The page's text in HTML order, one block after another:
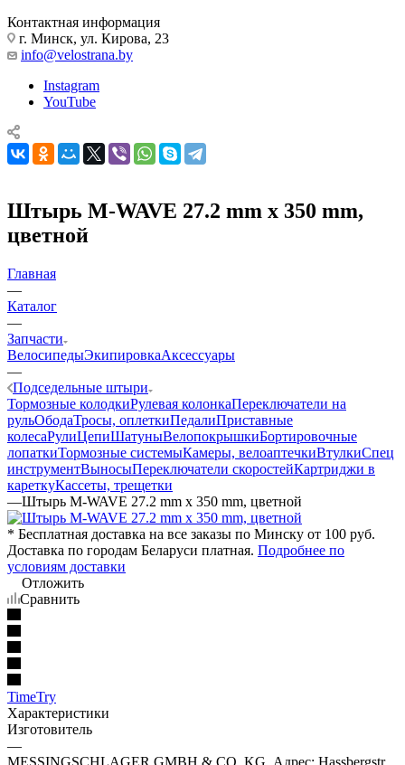
Контактная информация
г. Минск, ул. Кирова, 23
info@velostrana.by
Instagram
YouTube
Штырь M-WAVE 27.2 mm x 350 mm,
цветной
Главная
—
Каталог
—
Запчасти
ВелосипедыЭкипировкаАксессуары
—
Подседельные штыри
Тормозные колодкиРулевая колонкаПереключатели на
рульОбодаТросы, оплеткиПедалиПриставные
колесаРулиЦепиШатуныВелопокрышкиБортировочные
лопаткиТормозные системыКамеры, велоаптечкиВтулкиСпец
инструментВыносыПереключатели скоростейКартриджи в
кареткуКассеты, трещетки
—Штырь M-WAVE 27.2 mm x 350 mm, цветной
* Бесплатная доставка на все заказы по Минску от 100 руб.
Доставка по городам Беларуси платная. Подробнее по
условиям доставки
Отложить
Сравнить
TimeTry
Характеристики
Изготовитель
—
MESSINGSCHLAGER GMBH & CO. KG. Адрес: Hassbergstr.